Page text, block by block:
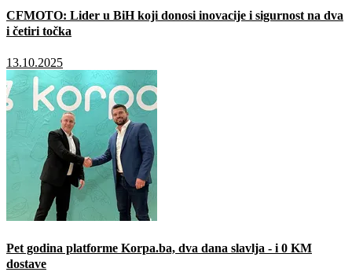
CFMOTO: Lider u BiH koji donosi inovacije i sigurnost na dva
i četiri točka
13.10.2025
Pet godina platforme Korpa.ba, dva dana slavlja - i 0 KM
dostave